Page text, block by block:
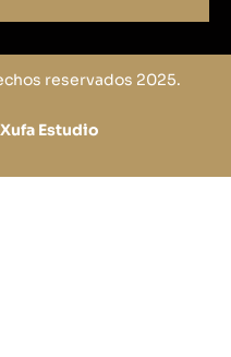
reservados 2025.
Xufa Estudio